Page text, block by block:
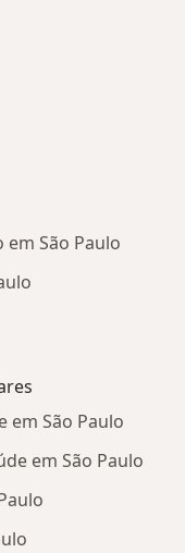
São Paulo
em São Paulo
em São Paulo